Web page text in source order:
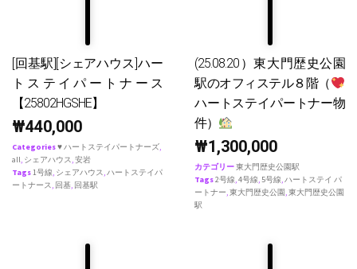
[回基駅][シェアハウス]ハー
トステイパートナース
【25802HGSHE】
₩440,000
Categories♥ ハートステイパートナーズ,
all, シェアハウス,安岩
Tags1号線, シェアハウス,ハートステイパ
ートナース, 回基, 回基駅
(25.08.20）東大門歴史公園
駅のオフィステル８階（
ハートステイパートナー物
件）
₩1,300,000
カテゴリー東大門歴史公園駅
Tags2号線,4号線, 5号線,ハートステイ パ
ートナー,東大門歴史公園 ,東大門歴史公園
駅